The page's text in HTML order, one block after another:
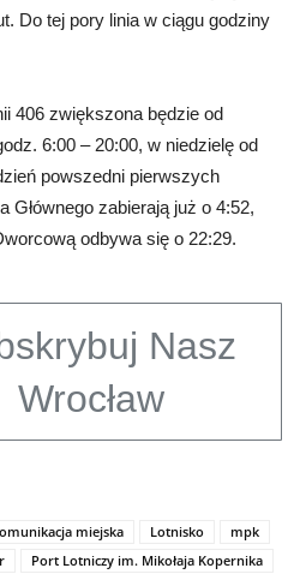
Do tej pory linia w ciągu godziny
406 zwiększona będzie od
6:00 – 20:00, w niedzielę od
powszedni pierwszych
Głównego zabierają już o 4:52,
odbywa się o 22:29.
Nasz
Wrocław
miejska Lotnisko
mpk
Port Lotniczy im. Mikołaja Kopernika